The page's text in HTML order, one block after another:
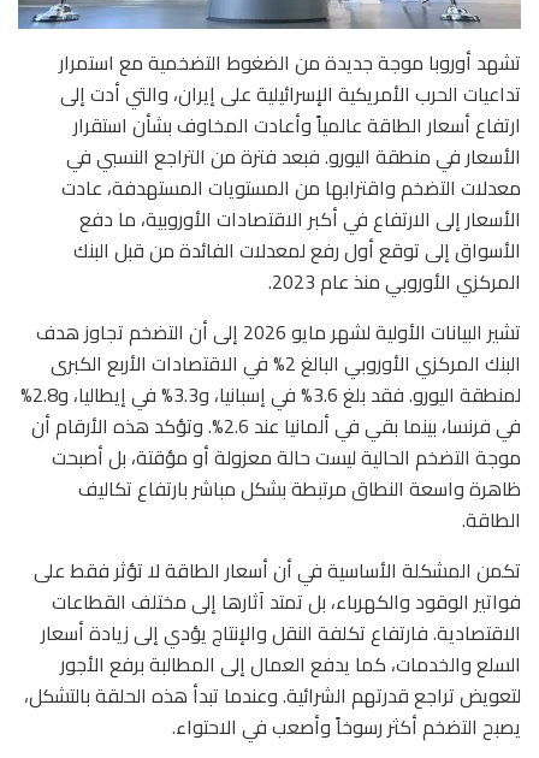
تشهد أوروبا موجة جديدة من الضغوط التضخمية مع استمرار
تداعيات الحرب الأمريكية الإسرائيلية على إيران، والتي أدت إلى
ارتفاع أسعار الطاقة عالمياً وأعادت المخاوف بشأن استقرار
الأسعار في منطقة اليورو. فبعد فترة من التراجع النسبي في
معدلات التضخم واقترابها من المستويات المستهدفة، عادت
الأسعار إلى الارتفاع في أكبر الاقتصادات الأوروبية، ما دفع
الأسواق إلى توقع أول رفع لمعدلات الفائدة من قبل البنك
المركزي الأوروبي منذ عام 2023.
تشير البيانات الأولية لشهر مايو 2026 إلى أن التضخم تجاوز هدف
البنك المركزي الأوروبي البالغ 2% في الاقتصادات الأربع الكبرى
لمنطقة اليورو. فقد بلغ 3.6% في إسبانيا، و3.3% في إيطاليا، و2.8%
في فرنسا، بينما بقي في ألمانيا عند 2.6%. وتؤكد هذه الأرقام أن
موجة التضخم الحالية ليست حالة معزولة أو مؤقتة، بل أصبحت
ظاهرة واسعة النطاق مرتبطة بشكل مباشر بارتفاع تكاليف
الطاقة.
تكمن المشكلة الأساسية في أن أسعار الطاقة لا تؤثر فقط على
فواتير الوقود والكهرباء، بل تمتد آثارها إلى مختلف القطاعات
الاقتصادية. فارتفاع تكلفة النقل والإنتاج يؤدي إلى زيادة أسعار
السلع والخدمات، كما يدفع العمال إلى المطالبة برفع الأجور
لتعويض تراجع قدرتهم الشرائية. وعندما تبدأ هذه الحلقة بالتشكل،
يصبح التضخم أكثر رسوخاً وأصعب في الاحتواء.